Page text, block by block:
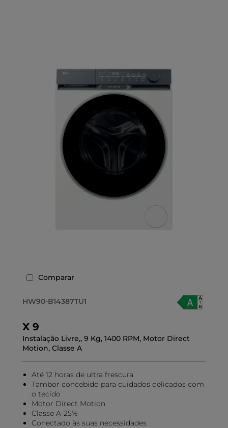
Comparar
HW90-B14387TU1
X 9
Instalação Livre,, 9 Kg, 1400 RPM, Motor Direct
Motion, Classe A
Até 12 horas de ultra frescura
Tambor concebido para cuidados delicados com
o tecido
Motor Direct Motion
Classe A-25%
Conectado às suas necessidades